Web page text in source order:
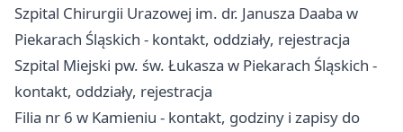
Szpital Chirurgii Urazowej im. dr. Janusza Daaba w
Piekarach Śląskich - kontakt, oddziały, rejestracja
Szpital Miejski pw. św. Łukasza w Piekarach Śląskich -
kontakt, oddziały, rejestracja
Filia nr 6 w Kamieniu - kontakt, godziny i zapisy do